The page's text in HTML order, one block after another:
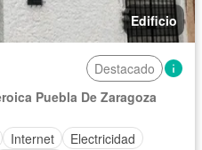
Edificio
Destacado
Puebla De Zaragoza
Internet
Electricidad